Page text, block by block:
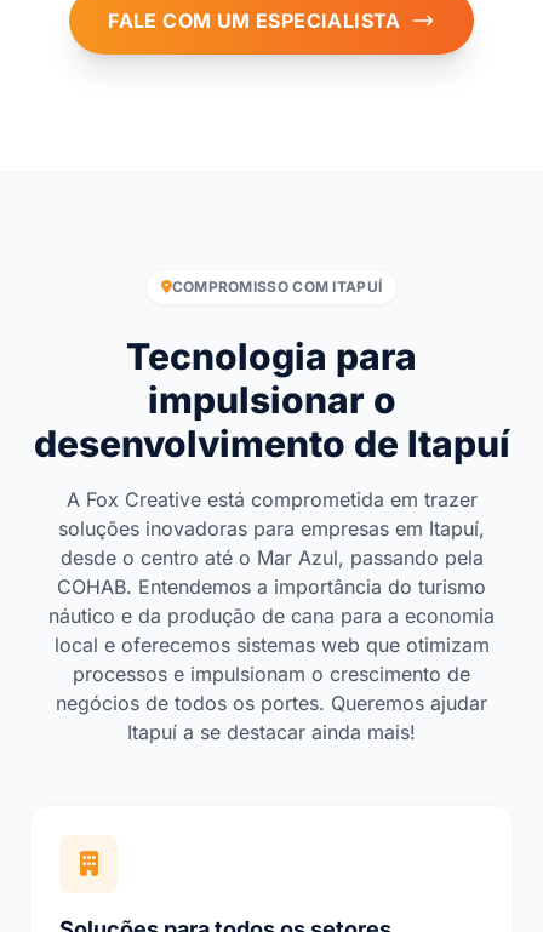
FALE COM UM ESPECIALISTA
COMPROMISSO COM ITAPUÍ
Tecnologia para
impulsionar o
desenvolvimento de Itapuí
A Fox Creative está comprometida em trazer
soluções inovadoras para empresas em Itapuí,
desde o centro até o Mar Azul, passando pela
COHAB. Entendemos a importância do turismo
náutico e da produção de cana para a economia
local e oferecemos sistemas web que otimizam
processos e impulsionam o crescimento de
negócios de todos os portes. Queremos ajudar
Itapuí a se destacar ainda mais!